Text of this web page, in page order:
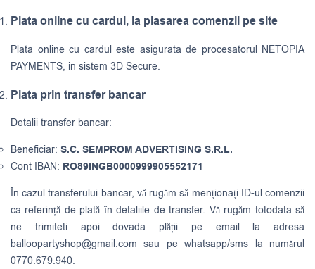
Plata online cu cardul, la plasarea comenzii pe site
Plata online cu cardul este asigurata de procesatorul NETOPIA
PAYMENTS, in sistem 3D Secure.
Plata prin transfer bancar
Detalii transfer bancar:
Beneficiar: S.C. SEMPROM ADVERTISING S.R.L.
Cont IBAN: RO89INGB0000999905552171
În cazul transferului bancar, vă rugăm să menționați ID-ul comenzii
ca referință de plată în detaliile de transfer. Vă rugăm totodata să
ne trimiteti apoi dovada plății pe email la adresa
balloopartyshop@gmail.com sau pe whatsapp/sms la numărul
0770.679.940.